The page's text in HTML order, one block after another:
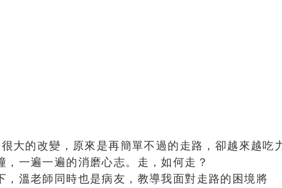
大的改變，原來是再簡單不過的走路，卻越來越吃
一遍一遍的消磨心志。走，如何走？
溫老師同時也是病友，教導我面對走路的困境將